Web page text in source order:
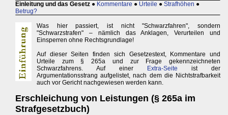
Einleitung und das Gesetz ● Kommentare ● Urteile ● Strafhöhen ●
Betrug?
Was hier passiert, ist nicht "Schwarzfahren", sondern
"Schwarzstrafen" – nämlich das Anklagen, Verurteilen und
Einsperren ohne Rechtsgrundlage!
Auf dieser Seiten finden sich Gesetzestext, Kommentare und
Urteile zum § 265a und zur Frage gekennzeichneten
Schwarzfahrens. Auf einer
Extra-Seite ist der
Argumentationsstrang aufgelistet, nach dem die Nichtstrafbarkeit
auch vor Gericht nachgewiesen werden kann.
Erschleichung von Leistungen (§ 265a im
Strafgesetzbuch)